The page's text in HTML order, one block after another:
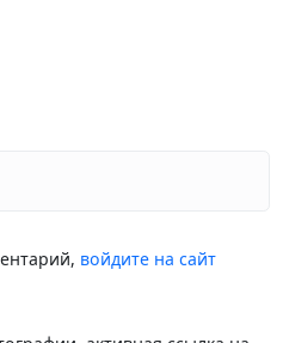
войдите на сайт